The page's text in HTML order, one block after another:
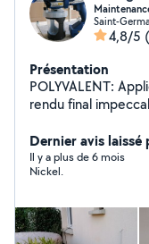
Saint-
4,8/5
Présentation
POLYVALENT: Application Peinture au pistolets pour un
rendu final impeccable... Électricité
Nettoyage karsher haute
mes réalisations sont
demande n'hésitez pas à
sérieux et
les termines...
Dernier avis
Il y a plus de 6 mois
Nickel.